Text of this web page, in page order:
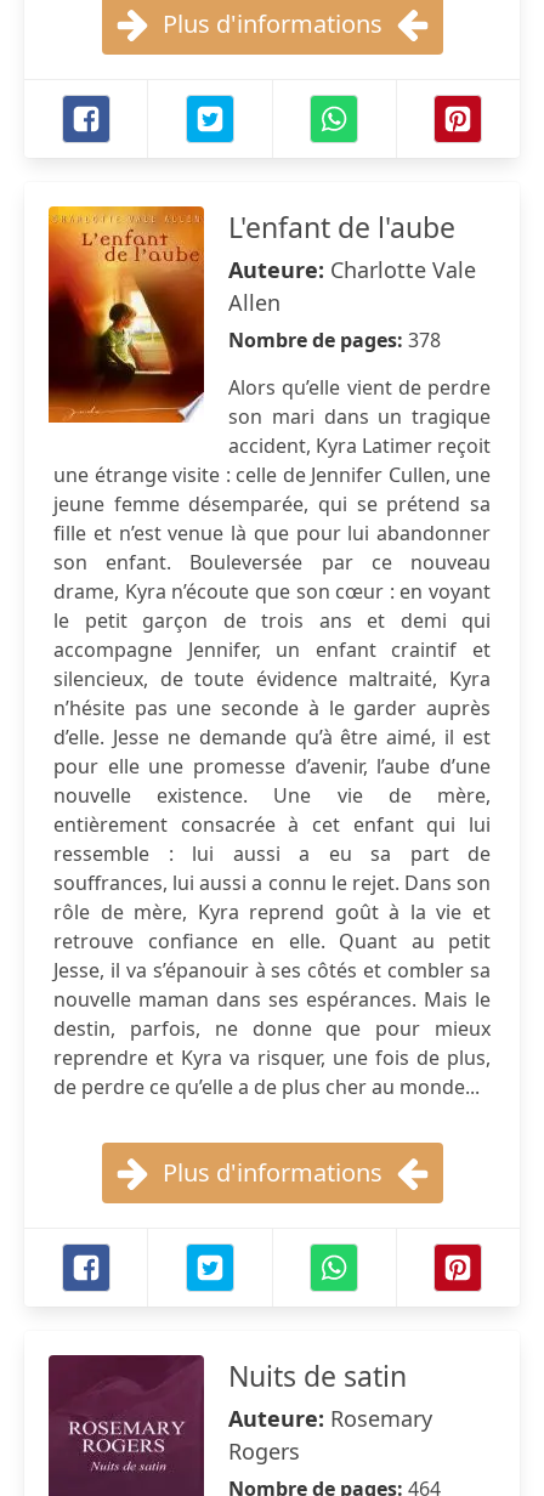
Plus d'informations
L'enfant de l'aube
Auteure: Charlotte Vale
Allen
Nombre de pages: 378
Alors qu’elle vient de perdre
son mari dans un tragique
accident, Kyra Latimer reçoit
une étrange visite : celle de Jennifer Cullen, une
jeune femme désemparée, qui se prétend sa
fille et n’est venue là que pour lui abandonner
son enfant. Bouleversée par ce nouveau
drame, Kyra n’écoute que son cœur : en voyant
le petit garçon de trois ans et demi qui
accompagne Jennifer, un enfant craintif et
silencieux, de toute évidence maltraité, Kyra
n’hésite pas une seconde à le garder auprès
d’elle. Jesse ne demande qu’à être aimé, il est
pour elle une promesse d’avenir, l’aube d’une
nouvelle existence. Une vie de mère,
entièrement consacrée à cet enfant qui lui
ressemble : lui aussi a eu sa part de
souffrances, lui aussi a connu le rejet. Dans son
rôle de mère, Kyra reprend goût à la vie et
retrouve confiance en elle. Quant au petit
Jesse, il va s’épanouir à ses côtés et combler sa
nouvelle maman dans ses espérances. Mais le
destin, parfois, ne donne que pour mieux
reprendre et Kyra va risquer, une fois de plus,
de perdre ce qu’elle a de plus cher au monde...
Plus d'informations
Nuits de satin
Auteure: Rosemary
Rogers
Nombre de pages: 464